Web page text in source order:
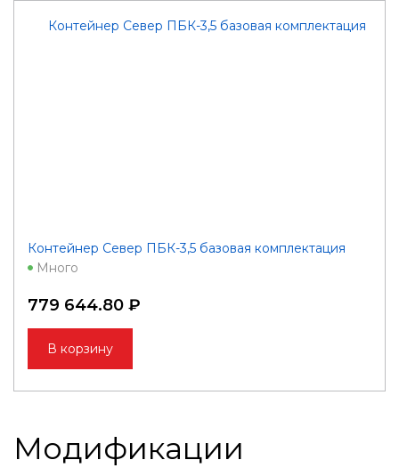
Контейнер Север ПБК-3,5 базовая комплектация
Много
779 644.80 ₽
В корзину
Модификации